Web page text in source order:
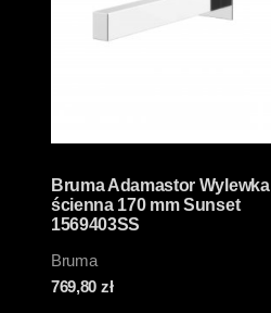
Bruma Adamastor Wylewka
ścienna 170 mm Sunset
1569403SS
Bruma
769,80 zł